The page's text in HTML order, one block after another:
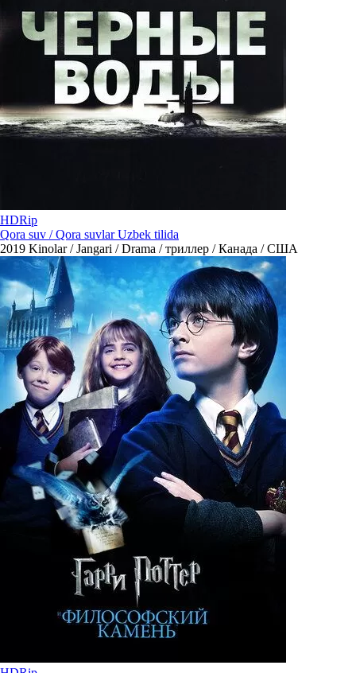
HDRip
Qora suv / Qora suvlar Uzbek tilida
2019 Kinolar / Jangari / Drama / триллер / Канада / США